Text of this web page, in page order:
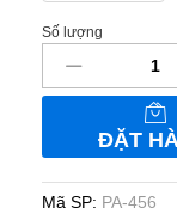
Cảm
biến
kính
tiếng
Số lượng
ĐẶT
Mã SP: PA-456